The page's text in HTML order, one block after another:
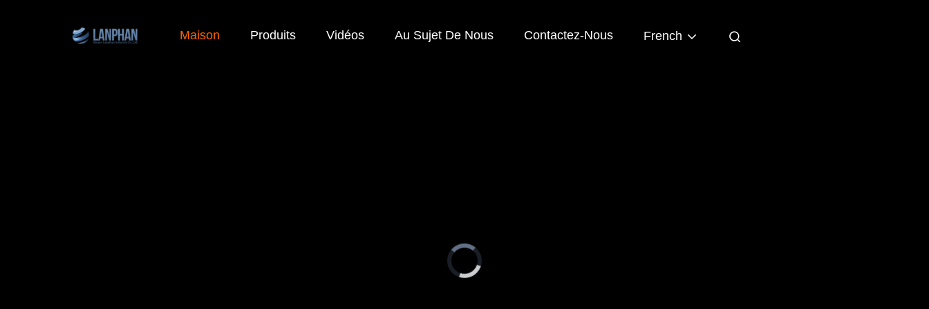
Maison Produits Vidéos Au Sujet De Nous Contactez-Nous French
Video
Player
is
loading.